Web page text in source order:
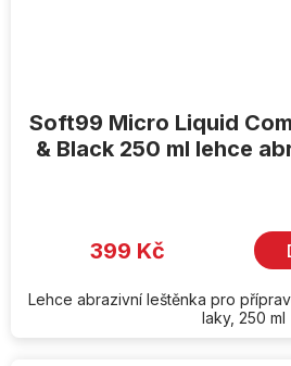
Soft99 Micro Liquid
& Black 250 ml lehce
399 Kč
Lehce abrazivní leštěnka pro
laky, 250 ml